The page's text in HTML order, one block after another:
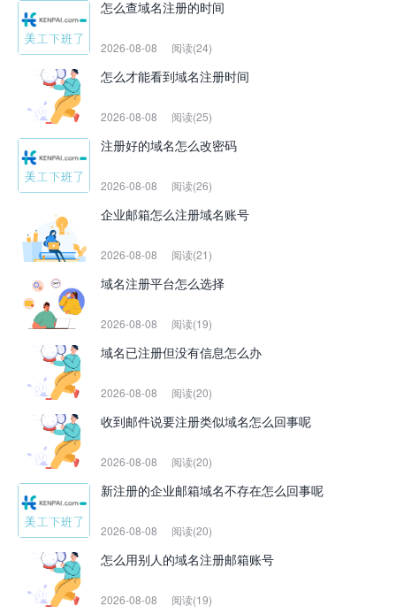
怎么查域名注册的时间
2026-08-08 阅读(24)
怎么才能看到域名注册时间
2026-08-08 阅读(25)
注册好的域名怎么改密码
2026-08-08 阅读(26)
企业邮箱怎么注册域名账号
2026-08-08 阅读(21)
域名注册平台怎么选择
2026-08-08 阅读(19)
域名已注册但没有信息怎么办
2026-08-08 阅读(20)
收到邮件说要注册类似域名怎么回事呢
2026-08-08 阅读(20)
新注册的企业邮箱域名不存在怎么回事呢
2026-08-08 阅读(20)
怎么用别人的域名注册邮箱账号
2026-08-08 阅读(19)